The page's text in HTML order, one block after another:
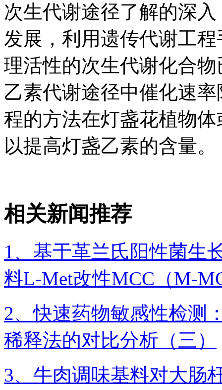
次生代谢途径了解的深
发展，利用遗传代谢工
理活性的次生代谢化合
乙素代谢途径中催化速
程的方法在灯盏花植物
以提高灯盏乙素的含量。
相关新闻推荐
1、基于革兰氏阳性菌生
料L-Met改性MCC（M-
2、快速药物敏感性检测
稀释法的对比分析（三）
3、牛肉调味基料对大肠